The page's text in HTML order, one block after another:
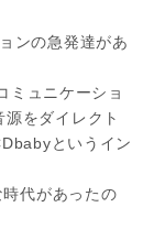
ンの急発達があ
ミュニケーショ
をダイレクト
というイン
代があったの